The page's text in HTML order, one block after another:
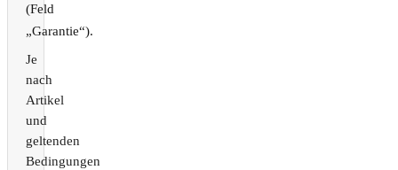
(Feld
„Garantie“).
Je
nach
Artikel
und
geltenden
Bedingungen